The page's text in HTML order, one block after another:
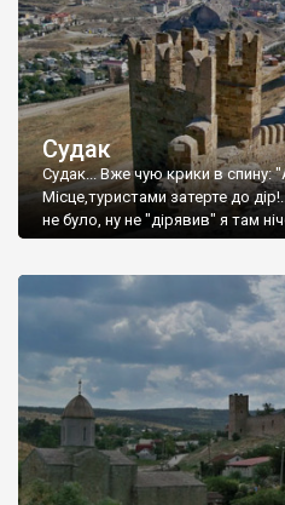
Судак
Судак... Вже чую крики в спину:
Місце,туристами затерте до
не було, ну не "дірявив" я там